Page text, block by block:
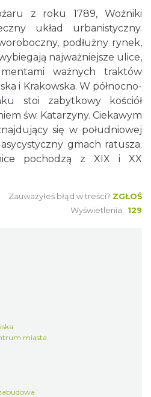
z roku 1789, Woźniki
układ urbanistyczny.
podłużny rynek,
najważniejsze ulice,
ważnych traktów
i Krakowska. W północno-
stoi zabytkowy kościół
św. Katarzyny. Ciekawym
się w południowej
gmach ratusza.
pochodzą z XIX i XX
Zauważyłeś błąd w treści? ZGŁOŚ
Wyświetlenia: 129
miasta